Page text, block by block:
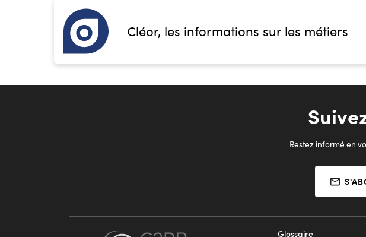
Cléor, les informations sur les métiers
Restez informé en
Glossaire